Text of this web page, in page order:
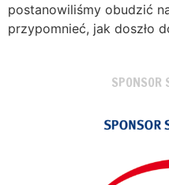
postanowiliśmy obudzić
przypomnieć, jak doszło
SPONSOR